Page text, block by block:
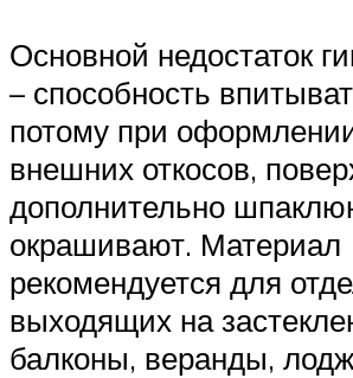
Основной недостаток
– способность
потому при
внешних откосов,
дополнительно
окрашивают. Материал
рекомендуется для
выходящих на
балконы, веранды,